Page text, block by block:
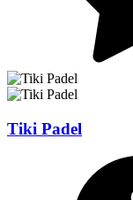
Tiki Padel